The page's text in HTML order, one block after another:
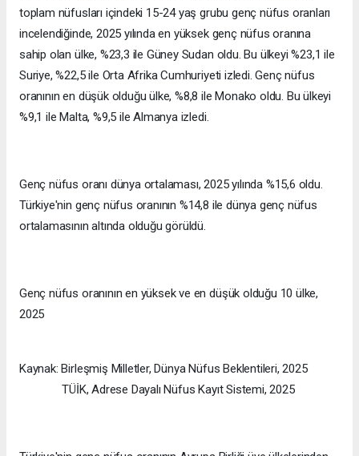
toplam nüfusları içindeki 15-24 yaş grubu genç nüfus oranları
incelendiğinde, 2025 yılında en yüksek genç nüfus oranına
sahip olan ülke, %23,3 ile Güney Sudan oldu. Bu ülkeyi %23,1 ile
Suriye, %22,5 ile Orta Afrika Cumhuriyeti izledi. Genç nüfus
oranının en düşük olduğu ülke, %8,8 ile Monako oldu. Bu ülkeyi
%9,1 ile Malta, %9,5 ile Almanya izledi.
Genç nüfus oranı dünya ortalaması, 2025 yılında %15,6 oldu.
Türkiye'nin genç nüfus oranının %14,8 ile dünya genç nüfus
ortalamasının altında olduğu görüldü.
Genç nüfus oranının en yüksek ve en düşük olduğu 10 ülke,
2025
Kaynak: Birleşmiş Milletler, Dünya Nüfus Beklentileri, 2025
TÜİK, Adrese Dayalı Nüfus Kayıt Sistemi, 2025